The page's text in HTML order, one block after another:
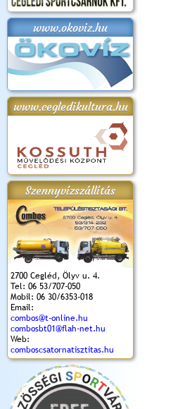
www.okoviz.hu
www.cegledikultura.hu
Szennyvízszállítás
2700 Cegléd, Ölyv u. 4.
Tel: 06 53/707-050
Mobil: 06 30/6353-018
Email:
combos@t-online.hu
combosbt01@flah-net.hu
Web:
comboscsatornatisztitas.hu
2018.
Kossuth Toborzó
Ünnepély
Szent István Ünnepe
(2017. 08. 20.)